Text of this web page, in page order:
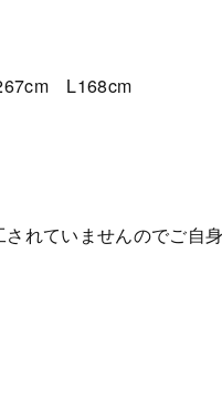
L168cm
れていませんのでご自